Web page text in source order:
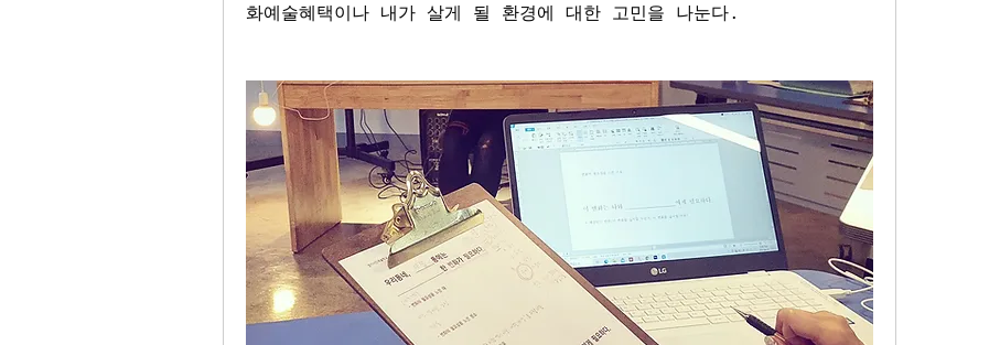
화예술혜택이나 내가 살게 될 환경에 대한 고민을 나눈다.